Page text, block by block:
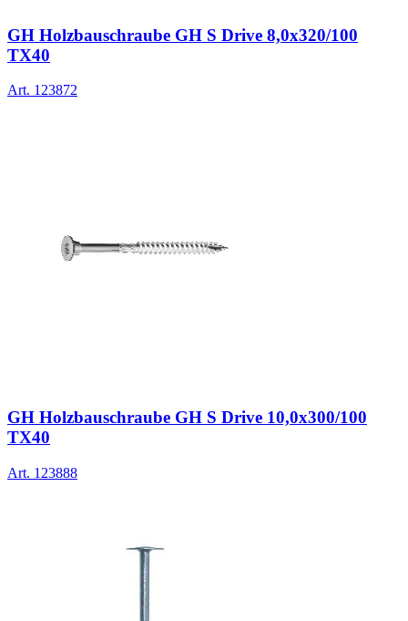
GH Holzbauschraube GH S Drive 8,0x320/100
TX40
Art. 123872
GH Holzbauschraube GH S Drive 10,0x300/100
TX40
Art. 123888